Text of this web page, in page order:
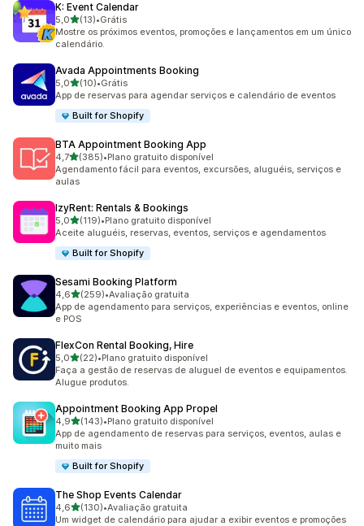
K: Event Calendar
5,0de 5 estrelas
(13)
13 avaliações ao todo
•Grátis
Mostre os próximos eventos, promoções e lançamentos em um único
calendário.
Avada Appointments Booking
5,0de 5 estrelas
(10)
10 avaliações ao todo
•Grátis
App de reservas para agendar serviços e calendário de eventos
Built for Shopify
BTA Appointment Booking App
4,7de 5 estrelas
(385)
385 avaliações ao todo
•Plano gratuito disponível
Agendamento fácil para eventos, excursões, aluguéis, serviços e
aulas
IzyRent: Rentals & Bookings
5,0de 5 estrelas
(119)
119 avaliações ao todo
•Plano gratuito disponível
Aceite aluguéis, reservas, eventos, serviços e agendamentos
Built for Shopify
Sesami Booking Platform
4,6de 5 estrelas
(259)
259 avaliações ao todo
•Avaliação gratuita
App de agendamento para serviços, experiências e eventos, online
e POS
FlexCon Rental Booking, Hire
5,0de 5 estrelas
(22)
22 avaliações ao todo
•Plano gratuito disponível
Faça a gestão de reservas de aluguel de eventos e equipamentos.
Alugue produtos.
Appointment Booking App Propel
4,9de 5 estrelas
(143)
143 avaliações ao todo
•Plano gratuito disponível
App de agendamento de reservas para serviços, eventos, aulas e
muito mais
Built for Shopify
The Shop Events Calendar
4,6de 5 estrelas
(130)
130 avaliações ao todo
•Avaliação gratuita
Um widget de calendário para ajudar a exibir eventos e promoções